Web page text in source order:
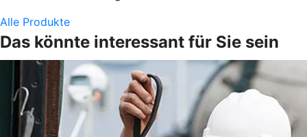
Alle Produkte
Das könnte interessant für Sie sein